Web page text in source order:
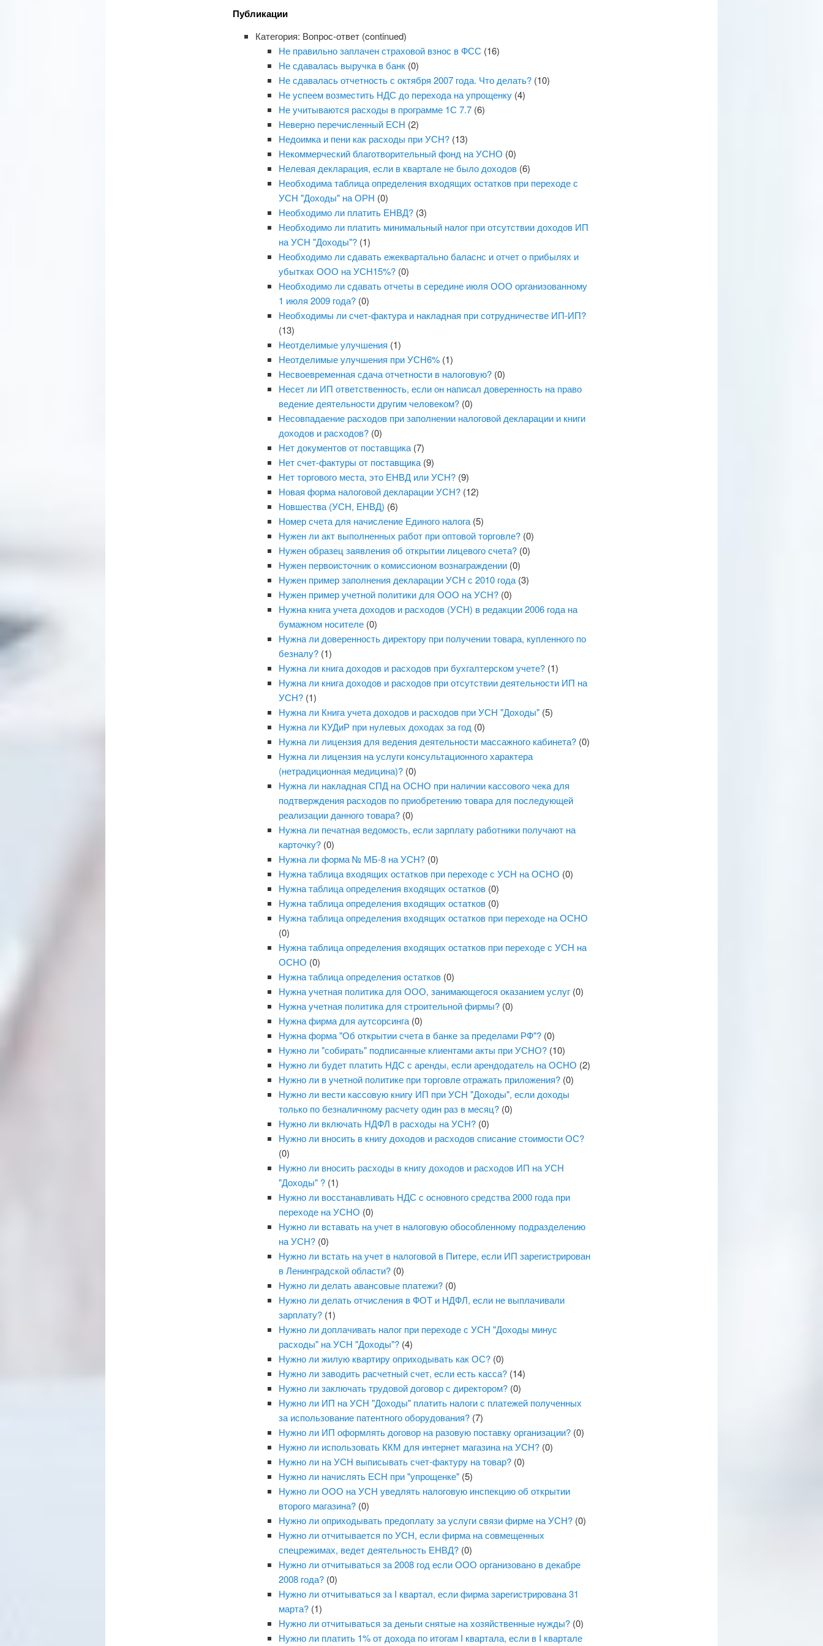
Публикации
Категория: Вопрос-ответ (continued)
Не правильно заплачен страховой взнос в ФСС (16)
Не сдавалась выручка в банк(0)
Не сдавалась отчетность с октября 2007 года. Что делать?(10)
Не успеем возместить НДС до перехода на упрощенку(4)
Не учитываются расходы в программе 1С 7.7(6)
Неверно перечисленный ЕСН (2)
Недоимка и пени как расходы при УСН?(13)
Некоммерческий благотворительный фонд на УСНО (0)
Нелевая декларация, если в квартале не было доходов(6)
Необходима таблица определения входящих остатков при переходе с
УСН "Доходы" на ОРН (0)
Необходимо ли платить ЕНВД?(3)
Необходимо ли платить минимальный налог при отсутствии доходов ИП
на УСН "Доходы"?(1)
Необходимо ли сдавать ежеквартально баласнс и отчет о прибылях и
убытках ООО на УСН15%?(0)
Необходимо ли сдавать отчеты в середине июля ООО организованному
1 июля 2009 года?(0)
Необходимы ли счет-фактура и накладная при сотрудничестве ИП-ИП?
(13)
Неотделимые улучшения (1)
Неотделимые улучшения при УСН6%(1)
Несвоевременная сдача отчетности в налоговую?(0)
Несет ли ИП ответственность, если он написал доверенность на право
ведение деятельности другим человеком?(0)
Несовпадаение расходов при заполнении налоговой декларации и книги
доходов и расходов?(0)
Нет документов от поставщика(7)
Нет счет-фактуры от поставщика(9)
Нет торгового места, это ЕНВД или УСН?(9)
Новая форма налоговой декларации УСН?(12)
Новшества (УСН, ЕНВД) (6)
Номер счета для начисление Единого налога(5)
Нужен ли акт выполненных работ при оптовой торговле?(0)
Нужен образец заявления об открытии лицевого счета?(0)
Нужен первоисточник о комиссионом вознаграждении(0)
Нужен пример заполнения декларации УСН с 2010 года(3)
Нужен пример учетной политики для ООО на УСН?(0)
Нужна книга учета доходов и расходов (УСН) в редакции 2006 года на
бумажном носителе(0)
Нужна ли доверенность директору при получении товара, купленного по
безналу?(1)
Нужна ли книга доходов и расходов при бухгалтерском учете?(1)
Нужна ли книга доходов и расходов при отсутствии деятельности ИП на
УСН?(1)
Нужна ли Книга учета доходов и расходов при УСН "Доходы"(5)
Нужна ли КУДиР при нулевых доходах за год (0)
Нужна ли лицензия для ведения деятельности массажного кабинета?(0)
Нужна ли лицензия на услуги консультационного характера
(нетрадиционная медицина)?(0)
Нужна ли накладная СПД на ОСНО при наличии кассового чека для
подтверждения расходов по приобретению товара для последующей
реализации данного товара?(0)
Нужна ли печатная ведомость, если зарплату работники получают на
карточку?(0)
Нужна ли форма № МБ-8 на УСН?(0)
Нужна таблица входящих остатков при переходе с УСН на ОСНО (0)
Нужна таблица определения входящих остатков(0)
Нужна таблица определения входящих остатков(0)
Нужна таблица определения входящих остатков при переходе на ОСНО
(0)
Нужна таблица определения входящих остатков при переходе с УСН на
ОСНО (0)
Нужна таблица определения остатков(0)
Нужна учетная политика для ООО, занимающегося оказанием услуг(0)
Нужна учетная политика для строительной фирмы?(0)
Нужна фирма для аутсорсинга(0)
Нужна форма "Об открытии счета в банке за пределами РФ"?(0)
Нужно ли "собирать" подписанные клиентами акты при УСНО?(10)
Нужно ли будет платить НДС с аренды, если арендодатель на ОСНО (2)
Нужно ли в учетной политике при торговле отражать приложения?(0)
Нужно ли вести кассовую книгу ИП при УСН "Доходы", если доходы
только по безналичному расчету один раз в месяц?(0)
Нужно ли включать НДФЛ в расходы на УСН?(0)
Нужно ли вносить в книгу доходов и расходов списание стоимости ОС?
(0)
Нужно ли вносить расходы в книгу доходов и расходов ИП на УСН
"Доходы" ?(1)
Нужно ли восстанавливать НДС с основного средства 2000 года при
переходе на УСНО (0)
Нужно ли вставать на учет в налоговую обособленному подразделению
на УСН?(0)
Нужно ли встать на учет в налоговой в Питере, если ИП зарегистрирован
в Ленинградской области?(0)
Нужно ли делать авансовые платежи?(0)
Нужно ли делать отчисления в ФОТ и НДФЛ, если не выплачивали
зарплату?(1)
Нужно ли доплачивать налог при переходе с УСН "Доходы минус
расходы" на УСН "Доходы"?(4)
Нужно ли жилую квартиру оприходывать как ОС?(0)
Нужно ли заводить расчетный счет, если есть касса?(14)
Нужно ли заключать трудовой договор с директором?(0)
Нужно ли ИП на УСН "Доходы" платить налоги с платежей полученных
за использование патентного оборудования?(7)
Нужно ли ИП оформлять договор на разовую поставку организации?(0)
Нужно ли использовать ККМ для интернет магазина на УСН?(0)
Нужно ли на УСН выписывать счет-фактуру на товар?(0)
Нужно ли начислять ЕСН при "упрощенке"(5)
Нужно ли ООО на УСН уведлять налоговую инспекцию об открытии
второго магазина?(0)
Нужно ли оприходывать предоплату за услуги связи фирме на УСН?(0)
Нужно ли отчитывается по УСН, если фирма на совмещенных
спецрежимах, ведет деятельность ЕНВД?(0)
Нужно ли отчитываться за 2008 год если ООО организовано в декабре
2008 года?(0)
Нужно ли отчитываться за I квартал, если фирма зарегистрирована 31
марта?(1)
Нужно ли отчитываться за деньги снятые на хозяйственные нужды?(0)
Нужно ли платить 1% от дохода по итогам I квартала, если в I квартале